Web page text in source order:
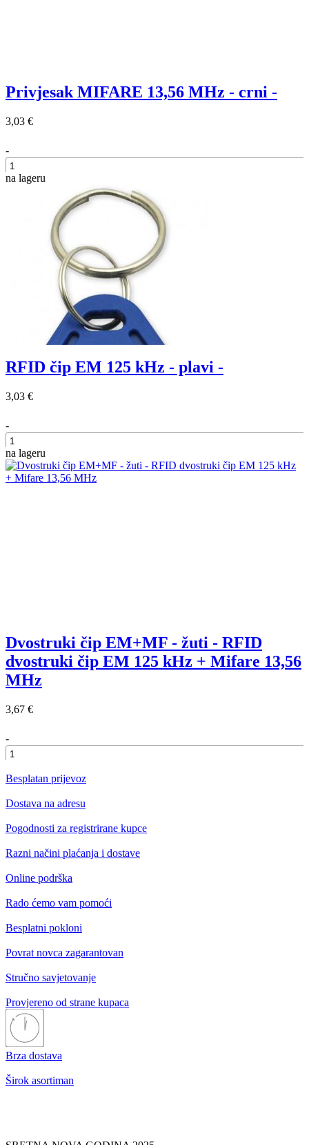
Privjesak MIFARE 13,56 MHz - crni -
3,03 €
-
+
na lageru
RFID čip EM 125 kHz - plavi -
3,03 €
-
+
na lageru
Dvostruki čip EM+MF - žuti - RFID
dvostruki čip EM 125 kHz + Mifare 13,56
MHz
3,67 €
-
+
Besplatan prijevoz
Dostava na adresu
Pogodnosti za registrirane kupce
Razni načini plaćanja i dostave
Online podrška
Rado ćemo vam pomoći
Besplatni pokloni
Povrat novca zagarantovan
Stručno savjetovanje
Provjereno od strane kupaca
Brza dostava
Širok asortiman